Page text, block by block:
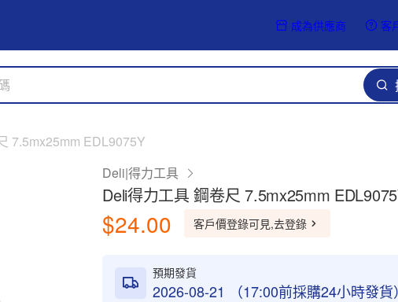
成為供應商 客
7.5mx25mm EDL9075Y
Deli|得力工具
Deli得力工具 鋼卷尺 7.5mx25mm
$24.00 客戶價登錄可見,去登錄
預期發貨
2026-08-21 （17:00前採購24小時發貨）